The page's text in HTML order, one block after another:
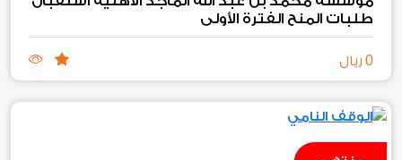
طلبات المنح الفترة الأولى
0 ريال